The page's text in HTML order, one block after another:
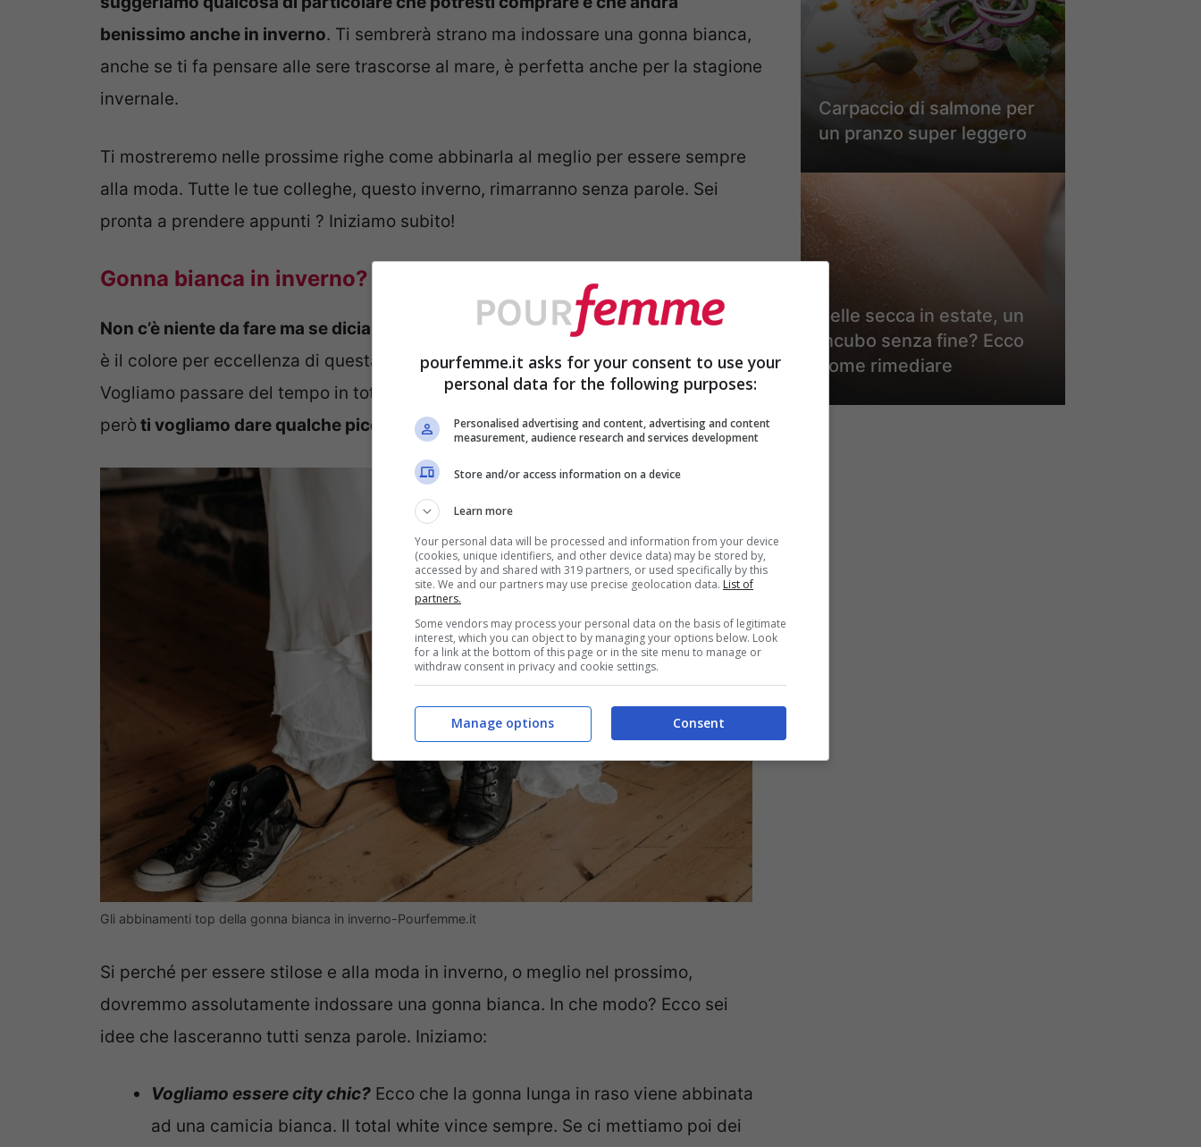
benissimo anche in inverno. Ti sembrerà strano ma indossare una gonna bianca,
anche se ti fa pensare alle sere trascorse al mare, è perfetta anche per la stagione
invernale.
Ti mostreremo nelle prossime righe come abbinarla al meglio per essere sempre
alla moda. Tutte le tue colleghe, questo inverno, rimarranno senza parole. Sei
pronta a prendere appunti ? Iniziamo subito!
Gonna bianca in inverno? Così è perfetta
Non c’è niente da fare ma se diciamo gonna bianca viene in mente l’estate.Questo
è il colore per eccellenza di questa stagione dove tutti noi siamo più liberi.
Vogliamo passare del tempo in totale relax e ricaricarci in vista dell’inverno. Noi
peròti vogliamo dare qualche piccolo suggerimento super top.
Gli abbinamenti top della gonna bianca in inverno-Pourfemme.it
Si perché per essere stilose e alla moda in inverno, o meglio nel prossimo,
dovremmo assolutamente indossare una gonna bianca. In che modo? Ecco sei
idee che lasceranno tutti senza parole. Iniziamo:
Vogliamo essere city chic? Ecco che la gonna lunga in raso viene abbinata
ad una camicia bianca. Il total white vince sempre. Se ci mettiamo poi dei
Carpaccio di salmone per
un pranzo super leggero
Pelle secca in estate, un
incubo senza fine? Ecco
come rimediare
pourfemme.it asks for your consent to use your
personal data for the following purposes:
Personalised advertising and content, advertising and content
measurement, audience research and services development
Store and/or access information on a device
Learn more
Your personal data will be processed and information from your device
(cookies, unique identifiers, and other device data) may be stored by,
accessed by and shared with 319 partners, or used specifically by this
site. We and our partners may use precise geolocation data. List of
partners.
Some vendors may process your personal data on the basis of legitimate
interest, which you can object to by managing your options below. Look
for a link at the bottom of this page or in the site menu to manage or
withdraw consent in privacy and cookie settings.
Consent
Manage options